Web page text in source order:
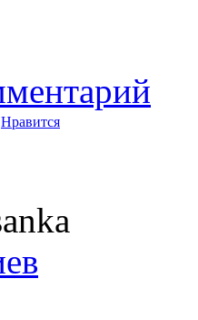
Нравится